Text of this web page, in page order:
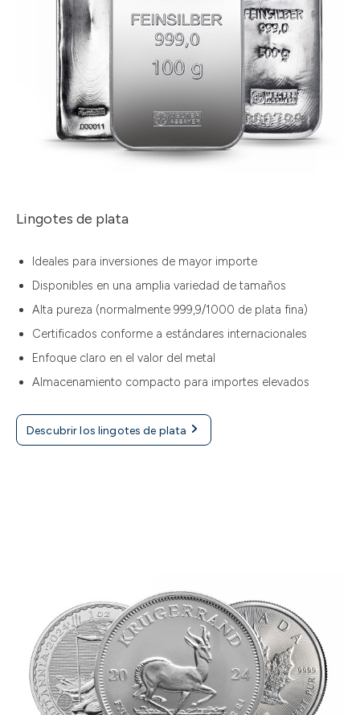
Lingotes de plata
Ideales para inversiones de mayor importe
Disponibles en una amplia variedad de tamaños
Alta pureza (normalmente 999,9/1000 de plata fina)
Certificados conforme a estándares internacionales
Enfoque claro en el valor del metal
Almacenamiento compacto para importes elevados
Descubrir los lingotes de plata